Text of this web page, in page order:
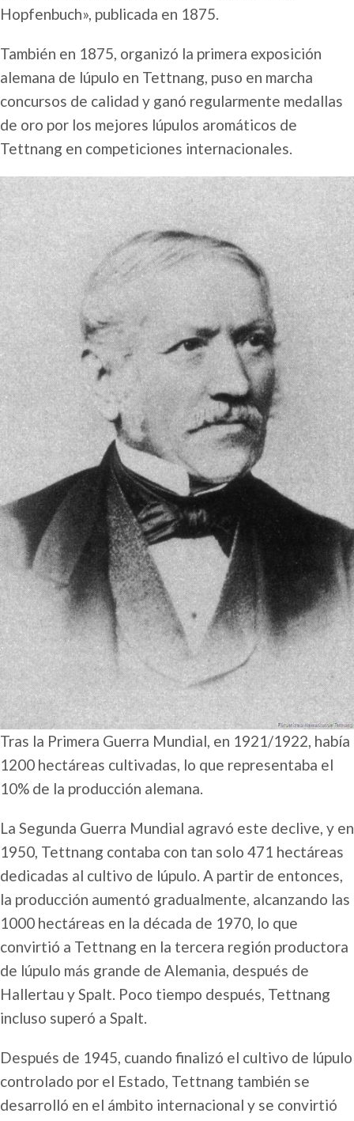
Hopfenbuch», publicada en 1875.
También en 1875, organizó la primera exposición
alemana de lúpulo en Tettnang, puso en marcha
concursos de calidad y ganó regularmente medallas
de oro por los mejores lúpulos aromáticos de
Tettnang en competiciones internacionales.
Tras la Primera Guerra Mundial, en 1921/1922, había
1200 hectáreas cultivadas, lo que representaba el
10% de la producción alemana.
La Segunda Guerra Mundial agravó este declive, y en
1950, Tettnang contaba con tan solo 471 hectáreas
dedicadas al cultivo de lúpulo. A partir de entonces,
la producción aumentó gradualmente, alcanzando las
1000 hectáreas en la década de 1970, lo que
convirtió a Tettnang en la tercera región productora
de lúpulo más grande de Alemania, después de
Hallertau y Spalt. Poco tiempo después, Tettnang
incluso superó a Spalt.
Después de 1945, cuando finalizó el cultivo de lúpulo
controlado por el Estado, Tettnang también se
desarrolló en el ámbito internacional y se convirtió